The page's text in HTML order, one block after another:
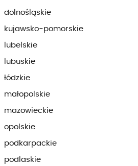
dolnośląskie
kujawsko-pomorskie
lubelskie
lubuskie
łódzkie
małopolskie
mazowieckie
opolskie
podkarpackie
podlaskie